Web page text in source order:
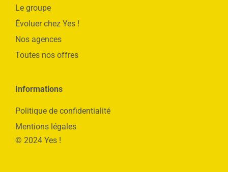
Le groupe
Évoluer chez Yes !
Nos agences
Toutes nos offres
Informations
Politique de confidentialité
Mentions légales
© 2024 Yes !